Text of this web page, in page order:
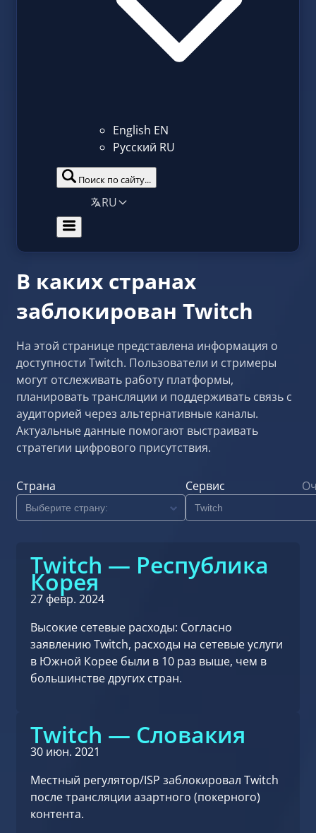
English EN
Русский RU
Поиск по сайту...
RU
В каких странах
заблокирован Twitch
На этой странице представлена информация о
доступности Twitch. Пользователи и стримеры
могут отслеживать работу платформы,
планировать трансляции и поддерживать связь с
аудиторией через альтернативные каналы.
Актуальные данные помогают выстраивать
стратегии цифрового присутствия.
Страна Сервис
Twitch — Республика
Корея
27 февр. 2024
Высокие сетевые расходы: Согласно
заявлению Twitch, расходы на сетевые услуги
в Южной Корее были в 10 раз выше, чем в
большинстве других стран.
Twitch — Словакия
30 июн. 2021
Местный регулятор/ISP заблокировал Twitch
после трансляции азартного (покерного)
контента.